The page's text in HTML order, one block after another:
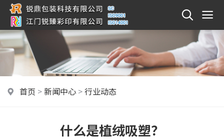
首页 >新闻中心 >行业动态
什么是植绒吸塑？